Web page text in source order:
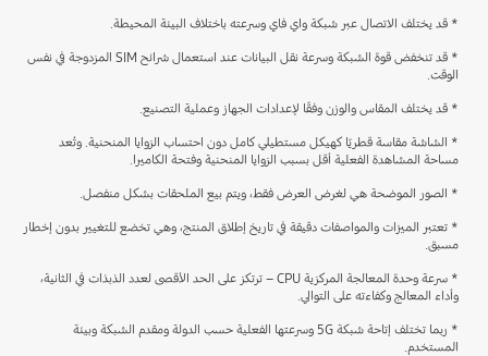
* قد يختلف الاتصال عبر شبكة واي فاي وسرعته باختلاف البيئة المحيطة.
* قد تنخفض قوة الشبكة وسرعة نقل البيانات عند استعمال شرائح SIM المزدوجة في نفس
الوقت.
* قد يختلف المقاس والوزن وفقًا لإعدادات الجهاز وعملية التصنيع.
* الشاشة مقاسة قطريًا كهيكل مستطيلي كامل دون احتساب الزوايا المنحنية. وتُعد
مساحة المشاهدة الفعلية أقل بسبب الزوايا المنحنية وفتحة الكاميرا.
* الصور الموضحة هي لغرض العرض فقط، ويتم بيع الملحقات بشكل منفصل.
* تعتبر الميزات والمواصفات دقيقة في تاريخ إطلاق المنتج، وهي تخضع للتغيير بدون إخطار
مسبق.
* سرعة وحدة المعالجة المركزية CPU – ترتكز على الحد الأقصى لعدد الذبذات في الثانية،
وأداء المعالج وكفاءته على التوالي.
* ربما تختلف إتاحة شبكة 5G وسرعتها الفعلية حسب الدولة ومقدم الشبكة وبيئة
المستخدم.